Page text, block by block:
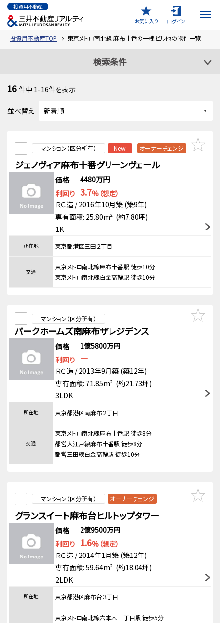
投資用不動産
お気に入り
ログイン
投資用不動産TOP 東京メトロ南北線 麻布十番の一棟ビル他の物件一覧
検索条件
16 件中 1-16件を表示
並べ替え
マンション（区分所有） New オーナーチェンジ
ジェノヴィア麻布十番グリーンヴェール
価格
4480万円
利回り 3.7%（想定）
ＲＣ造 / 2016年10月築 (築9年)
専有面積: 25.80m² (約7.80坪)
1K
所在地 東京都港区三田２丁目
交通
東京メトロ南北線麻布十番駅 徒歩10分
東京メトロ南北線白金高輪駅 徒歩10分
マンション（区分所有）
パークホームズ南麻布ザレジデンス
価格
1億5800万円
利回り
－
ＲＣ造 / 2013年9月築 (築12年)
専有面積: 71.85m² (約21.73坪)
3LDK
所在地 東京都港区南麻布２丁目
交通
東京メトロ南北線麻布十番駅 徒歩8分
都営大江戸線麻布十番駅 徒歩8分
都営三田線白金高輪駅 徒歩10分
マンション（区分所有） オーナーチェンジ
グランスイート麻布台ヒルトップタワー
価格
2億9500万円
利回り
1.6%（想定）
ＲＣ造 / 2014年1月築 (築12年)
専有面積: 59.64m² (約18.04坪)
2LDK
所在地 東京都港区麻布台３丁目
東京メトロ南北線六本木一丁目駅 徒歩5分